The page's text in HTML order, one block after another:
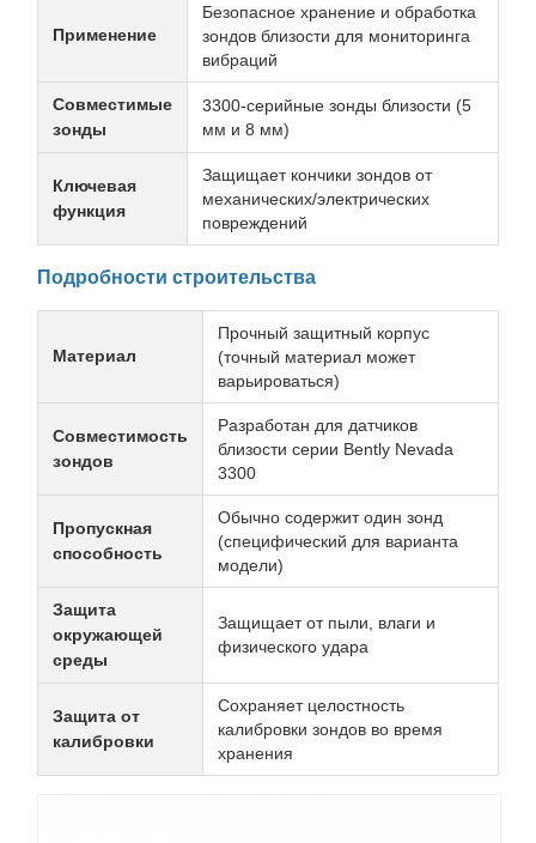
Применение
Безопасное хранение и обработка
зондов близости для мониторинга
вибраций
Совместимые
зонды
3300-серийные зонды близости (5
мм и 8 мм)
Ключевая
функция
Защищает кончики зондов от
механических/электрических
повреждений
Подробности строительства
Материал
Прочный защитный корпус
(точный материал может
варьироваться)
Совместимость
зондов
Разработан для датчиков
близости серии Bently Nevada
3300
Пропускная
способность
Обычно содержит один зонд
(специфический для варианта
модели)
Защита
окружающей
среды
Защищает от пыли, влаги и
физического удара
Защита от
калибровки
Сохраняет целостность
калибровки зондов во время
хранения